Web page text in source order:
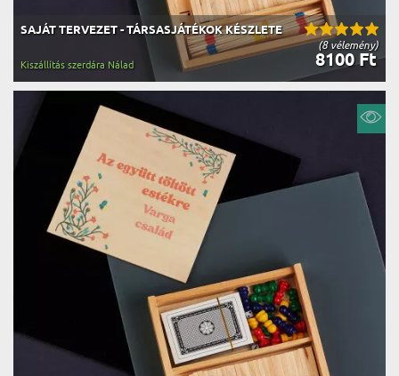
(8 vélemény)
SAJÁT TERVEZET - TÁRSASJÁTÉKOK KÉSZLETE
8100 Ft
Kiszállítás szerdára Nálad